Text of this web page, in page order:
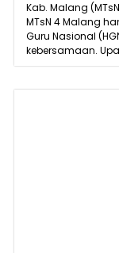
Kab. Malang
MTsN 4 Malang
Guru Nasional
kebersamaan.